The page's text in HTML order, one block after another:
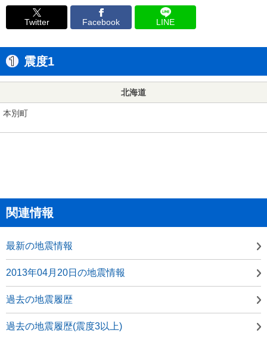
Twitter Facebook LINE
震度1
北海道
本別町
関連情報
最新の地震情報
2013年04月20日の地震情報
過去の地震履歴
過去の地震履歴(震度3以上)